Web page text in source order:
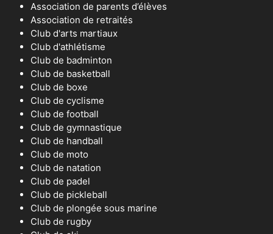
Association de parents d’élèves
Association de retraités
Club d'arts martiaux
Club d'athlétisme
Club de badminton
Club de basketball
Club de boxe
Club de cyclisme
Club de football
Club de gymnastique
Club de handball
Club de moto
Club de natation
Club de padel
Club de pickleball
Club de plongée sous marine
Club de rugby